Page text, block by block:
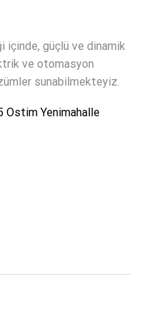
içinde, güçlü ve dinamik
ve otomasyon
sunabilmekteyiz.
Ostim Yenimahalle